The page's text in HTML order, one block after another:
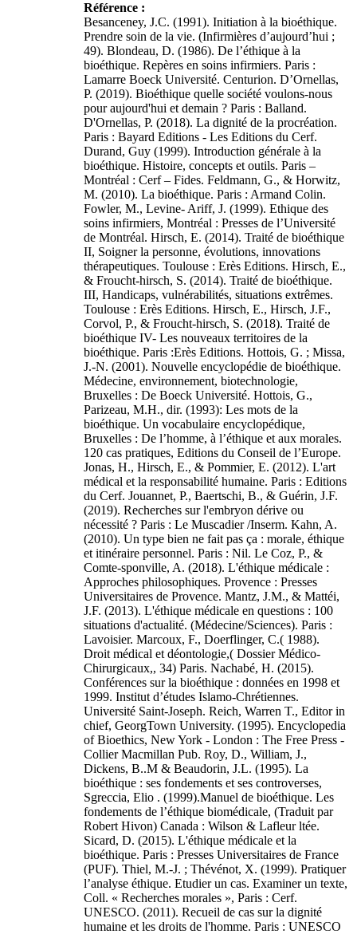
Référence :
Besanceney, J.C. (1991). Initiation à la bioéthique.
Prendre soin de la vie. (Infirmières d’aujourd’hui ;
49). Blondeau, D. (1986). De l’éthique à la
bioéthique. Repères en soins infirmiers. Paris :
Lamarre Boeck Université. Centurion. D’Ornellas,
P. (2019). Bioéthique quelle société voulons-nous
pour aujourd'hui et demain ? Paris : Balland.
D'Ornellas, P. (2018). La dignité de la procréation.
Paris : Bayard Editions - Les Editions du Cerf.
Durand, Guy (1999). Introduction générale à la
bioéthique. Histoire, concepts et outils. Paris –
Montréal : Cerf – Fides. Feldmann, G., & Horwitz,
M. (2010). La bioéthique. Paris : Armand Colin.
Fowler, M., Levine- Ariff, J. (1999). Ethique des
soins infirmiers, Montréal : Presses de l’Université
de Montréal. Hirsch, E. (2014). Traité de bioéthique
II, Soigner la personne, évolutions, innovations
thérapeutiques. Toulouse : Erès Editions. Hirsch, E.,
& Froucht-hirsch, S. (2014). Traité de bioéthique.
III, Handicaps, vulnérabilités, situations extrêmes.
Toulouse : Erès Editions. Hirsch, E., Hirsch, J.F.,
Corvol, P., & Froucht-hirsch, S. (2018). Traité de
bioéthique IV- Les nouveaux territoires de la
bioéthique. Paris :Erès Editions. Hottois, G. ; Missa,
J.-N. (2001). Nouvelle encyclopédie de bioéthique.
Médecine, environnement, biotechnologie,
Bruxelles : De Boeck Université. Hottois, G.,
Parizeau, M.H., dir. (1993): Les mots de la
bioéthique. Un vocabulaire encyclopédique,
Bruxelles : De l’homme, à l’éthique et aux morales.
120 cas pratiques, Editions du Conseil de l’Europe.
Jonas, H., Hirsch, E., & Pommier, E. (2012). L'art
médical et la responsabilité humaine. Paris : Editions
du Cerf. Jouannet, P., Baertschi, B., & Guérin, J.F.
(2019). Recherches sur l'embryon dérive ou
nécessité ? Paris : Le Muscadier /Inserm. Kahn, A.
(2010). Un type bien ne fait pas ça : morale, éthique
et itinéraire personnel. Paris : Nil. Le Coz, P., &
Comte-sponville, A. (2018). L'éthique médicale :
Approches philosophiques. Provence : Presses
Universitaires de Provence. Mantz, J.M., & Mattéi,
J.F. (2013). L'éthique médicale en questions : 100
situations d'actualité. (Médecine/Sciences). Paris :
Lavoisier. Marcoux, F., Doerflinger, C.( 1988).
Droit médical et déontologie,( Dossier Médico-
Chirurgicaux,, 34) Paris. Nachabé, H. (2015).
Conférences sur la bioéthique : données en 1998 et
1999. Institut d’études Islamo-Chrétiennes.
Université Saint-Joseph. Reich, Warren T., Editor in
chief, GeorgTown University. (1995). Encyclopedia
of Bioethics, New York - London : The Free Press -
Collier Macmillan Pub. Roy, D., William, J.,
Dickens, B..M & Beaudorin, J.L. (1995). La
bioéthique : ses fondements et ses controverses,
Sgreccia, Elio . (1999).Manuel de bioéthique. Les
fondements de l’éthique biomédicale, (Traduit par
Robert Hivon) Canada : Wilson & Lafleur ltée.
Sicard, D. (2015). L'éthique médicale et la
bioéthique. Paris : Presses Universitaires de France
(PUF). Thiel, M.-J. ; Thévénot, X. (1999). Pratiquer
l’analyse éthique. Etudier un cas. Examiner un texte,
Coll. « Recherches morales », Paris : Cerf.
UNESCO. (2011). Recueil de cas sur la dignité
humaine et les droits de l'homme. Paris : UNESCO